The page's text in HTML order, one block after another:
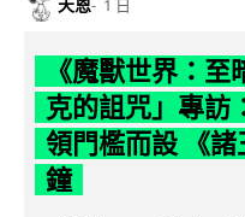
1 日
《魔獸世界：
克的詛咒」專訪
領門檻而設 《
鐘